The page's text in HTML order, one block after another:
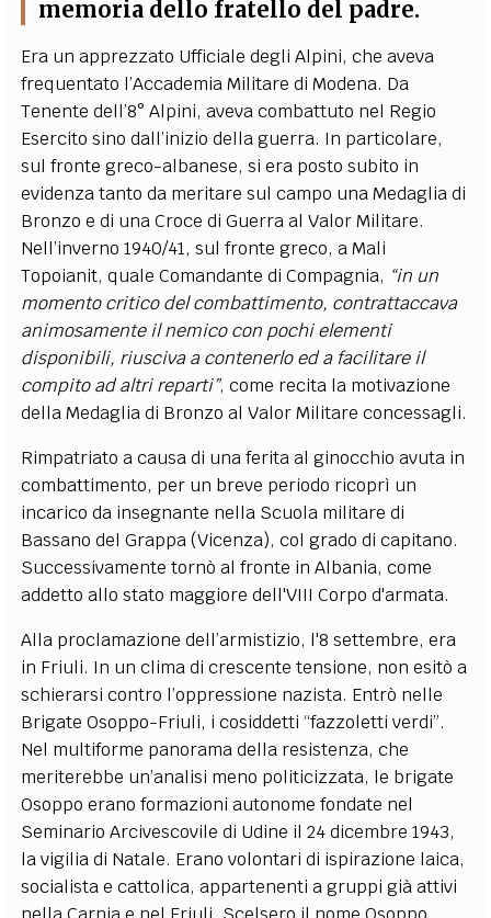
memoria dello fratello del padre.
Era un apprezzato Ufficiale degli Alpini, che aveva
frequentato l’Accademia Militare di Modena. Da
Tenente dell’8° Alpini, aveva combattuto nel Regio
Esercito sino dall’inizio della guerra. In particolare,
sul fronte greco-albanese, si era posto subito in
evidenza tanto da meritare sul campo una Medaglia di
Bronzo e di una Croce di Guerra al Valor Militare.
Nell’inverno 1940/41, sul fronte greco, a Mali
Topoianit, quale Comandante di Compagnia, “in un
momento critico del combattimento, contrattaccava
animosamente il nemico con pochi elementi
disponibili, riusciva a contenerlo ed a facilitare il
compito ad altri reparti”, come recita la motivazione
della Medaglia di Bronzo al Valor Militare concessagli.
Rimpatriato a causa di una ferita al ginocchio avuta in
combattimento, per un breve periodo ricoprì un
incarico da insegnante nella Scuola militare di
Bassano del Grappa (Vicenza), col grado di capitano.
Successivamente tornò al fronte in Albania, come
addetto allo stato maggiore dell'VIII Corpo d'armata.
Alla proclamazione dell’armistizio, l'8 settembre, era
in Friuli. In un clima di crescente tensione, non esitò a
schierarsi contro l’oppressione nazista. Entrò nelle
Brigate Osoppo-Friuli, i cosiddetti “fazzoletti verdi”.
Nel multiforme panorama della resistenza, che
meriterebbe un’analisi meno politicizzata, le brigate
Osoppo erano formazioni autonome fondate nel
Seminario Arcivescovile di Udine il 24 dicembre 1943,
la vigilia di Natale. Erano volontari di ispirazione laica,
socialista e cattolica, appartenenti a gruppi già attivi